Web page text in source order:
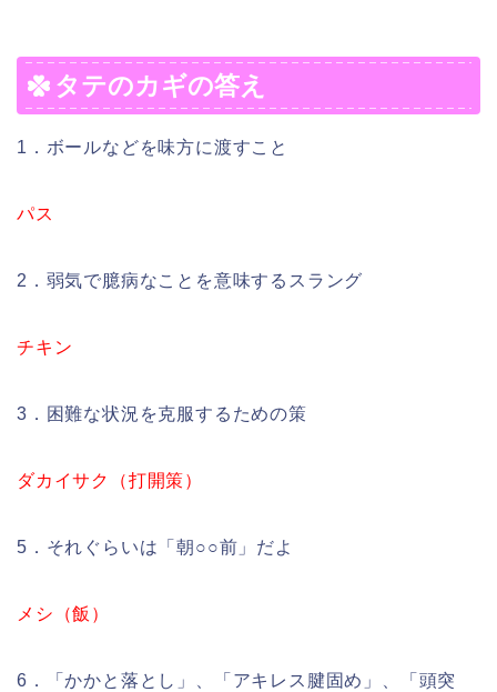
タテのカギの答え
1．ボールなどを味方に渡すこと
パス
2．弱気で臆病なことを意味するスラング
チキン
3．困難な状況を克服するための策
ダカイサク（打開策）
5．それぐらいは「朝○○前」だよ
メシ（飯）
6．「かかと落とし」、「アキレス腱固め」、「頭突